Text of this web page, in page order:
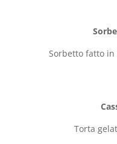
Sorbetto fatto in
Torta